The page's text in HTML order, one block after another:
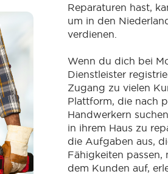
Reparaturen hast,
um in den
verdienen.
Wenn du dich bei
Dienstleister
Zugang zu vielen
Plattform, die nach
Handwerkern
in ihrem Haus zu
die Aufgaben aus,
Fähigkeiten
dem Kunden auf,